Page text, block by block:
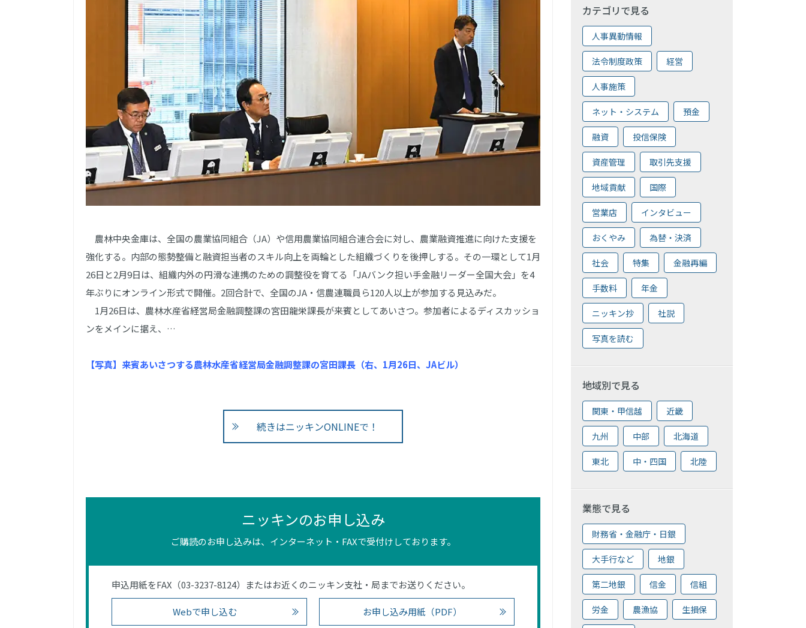
農林中央金庫は、全国の農業協同組合（JA）や信用農業協同組合連合会に対し、農業融資推進に向けた支援を
強化する。内部の態勢整備と融資担当者のスキル向上を両輪とした組織づくりを後押しする。その一環として1月
26日と2月9日は、組織内外の円滑な連携のための調整役を育てる「JAバンク担い手金融リーダー全国大会」を4
年ぶりにオンライン形式で開催。2回合計で、全国のJA・信農連職員ら120人以上が参加する見込みだ。
1月26日は、農林水産省経営局金融調整課の宮田龍栄課長が来賓としてあいさつ。参加者によるディスカッショ
ンをメインに据え、…
【写真】来賓あいさつする農林水産省経営局金融調整課の宮田課長（右、1月26日、JAビル）
続きはニッキンONLINEで！
ニッキンのお申し込み
ご購読のお申し込みは、インターネット・FAXで受付けしております。
申込用紙をFAX（03-3237-8124）またはお近くのニッキン支社・局までお送りください。
Webで申し込む お申し込み用紙（PDF）
カテゴリで見る
人事異動情報
法令制度政策 経営
人事施策
ネット・システム 預金
融資 投信保険
資産管理 取引先支援
地域貢献 国際
営業店 インタビュー
おくやみ 為替・決済
社会 特集 金融再編
手数料 年金
ニッキン抄 社説
写真を読む
地域別で見る
関東・甲信越 近畿
九州 中部 北海道
東北 中・四国 北陸
業態で見る
財務省・金融庁・日銀
大手行など 地銀
第二地銀 信金 信組
労金 農漁協 生損保